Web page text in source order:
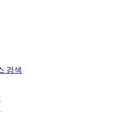
검색